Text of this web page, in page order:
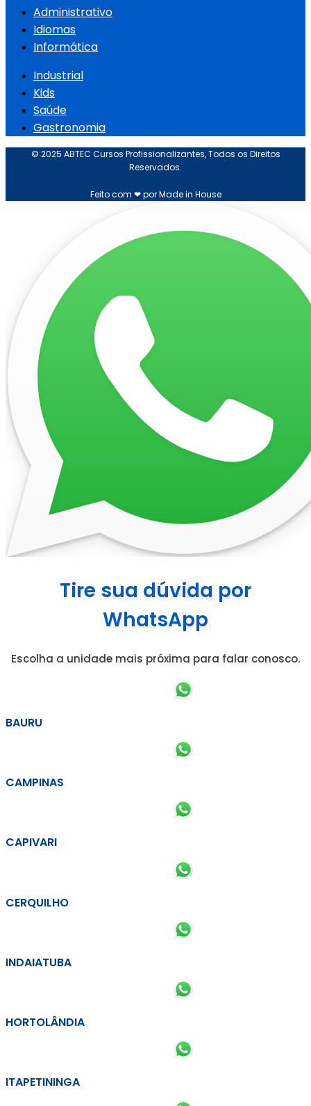
Administrativo
Idiomas
Informática
Industrial
Kids
Saúde
Gastronomia
© 2025 ABTEC Cursos Profissionalizantes, Todos os Direitos
Reservados.
Feito com ❤ por Made in House
Tire sua dúvida por
WhatsApp
Escolha a unidade mais próxima para falar conosco.
BAURU
CAMPINAS
CAPIVARI
CERQUILHO
INDAIATUBA
HORTOLÂNDIA
ITAPETININGA